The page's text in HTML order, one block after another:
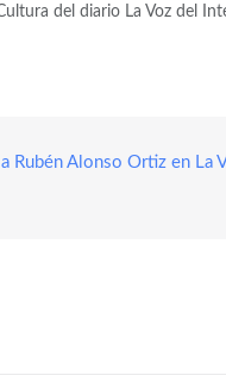
del diario La Voz del
Rubén Alonso Ortiz en La